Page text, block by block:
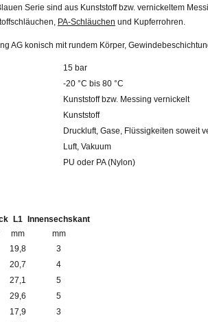
Serie sind aus Kunststoff bzw. vernickeltem
PA-Schläuchen und Kupferrohren.
AG konisch mit rundem Körper,
15 bar
-20 °C bis 80 °C
Kunststoff bzw. Messing vernickelt
Kunststoff
Druckluft, Gase, Flüssigkeiten soweit
Luft, Vakuum
PU oder PA (Nylon)
L1
mm
Innensechskant
mm
19,8
3
20,7
4
27,1
5
29,6
5
17,9
3